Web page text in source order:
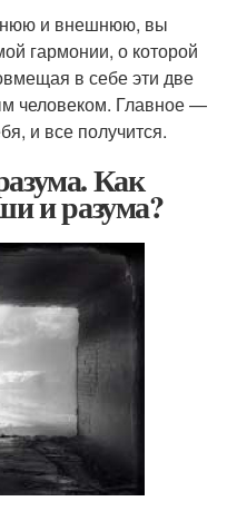
и внешнюю, вы
гармонии, о которой
в себе эти две
человеком. Главное —
и все получится.
Как
и разума?